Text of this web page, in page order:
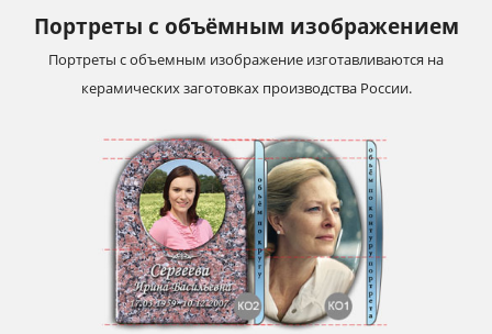
Портреты с объёмным изображением
Портреты с объемным изображение изготавливаются на
керамических заготовках производства России.